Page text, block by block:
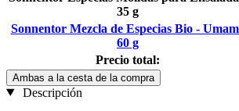
35 g
Sonnentor Mezcla de Especias Bio -
60 g
Precio total:
Ambas a la cesta de la compra
Descripción